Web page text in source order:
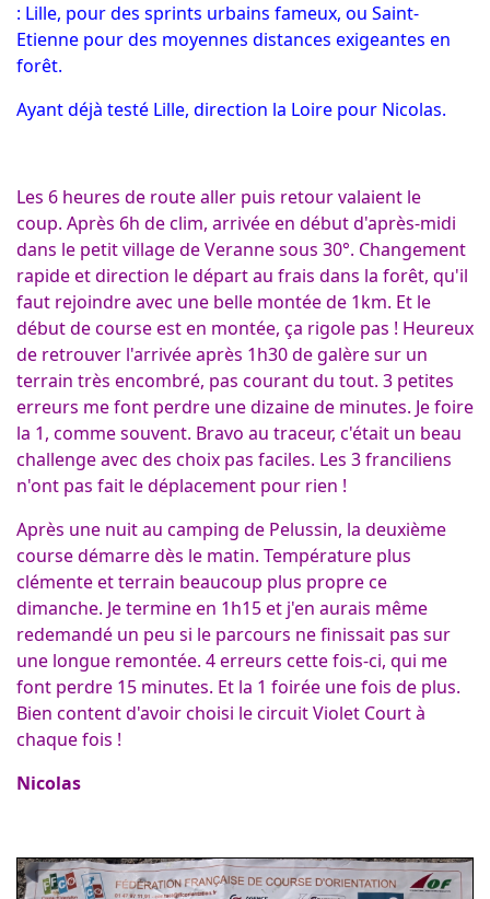
: Lille, pour des sprints urbains fameux, ou Saint-
Etienne pour des moyennes distances exigeantes en
forêt.
Ayant déjà testé Lille, direction la Loire pour Nicolas.
Les 6 heures de route aller puis retour valaient le
coup. Après 6h de clim, arrivée en début d'après-midi
dans le petit village de Veranne sous 30°. Changement
rapide et direction le départ au frais dans la forêt, qu'il
faut rejoindre avec une belle montée de 1km. Et le
début de course est en montée, ça rigole pas ! Heureux
de retrouver l'arrivée après 1h30 de galère sur un
terrain très encombré, pas courant du tout. 3 petites
erreurs me font perdre une dizaine de minutes. Je foire
la 1, comme souvent. Bravo au traceur, c'était un beau
challenge avec des choix pas faciles. Les 3 franciliens
n'ont pas fait le déplacement pour rien !
Après une nuit au camping de Pelussin, la deuxième
course démarre dès le matin. Température plus
clémente et terrain beaucoup plus propre ce
dimanche. Je termine en 1h15 et j'en aurais même
redemandé un peu si le parcours ne finissait pas sur
une longue remontée. 4 erreurs cette fois-ci, qui me
font perdre 15 minutes. Et la 1 foirée une fois de plus.
Bien content d'avoir choisi le circuit Violet Court à
chaque fois !
Nicolas